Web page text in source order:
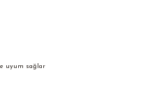
uyum sağlar